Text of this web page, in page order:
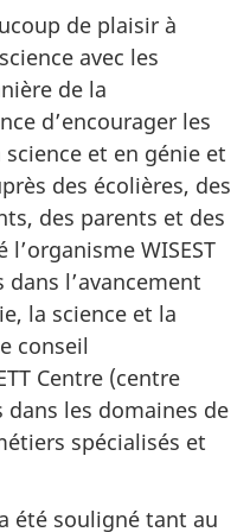
de plaisir à
avec les
de la
d’encourager les
et en génie et
des écolières, des
des parents et des
WISEST
l’avancement
la science et la
conseil
Centre (centre
les domaines de
spécialisés et
été souligné tant au